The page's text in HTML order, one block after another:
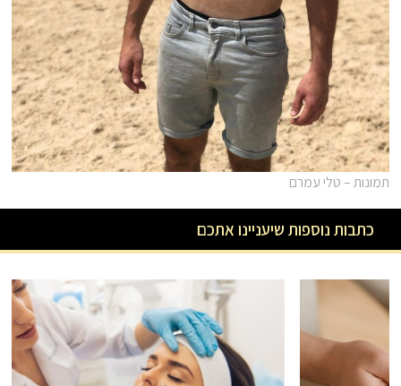
תמונות – טלי עמרם
כתבות נוספות שיעניינו אתכם